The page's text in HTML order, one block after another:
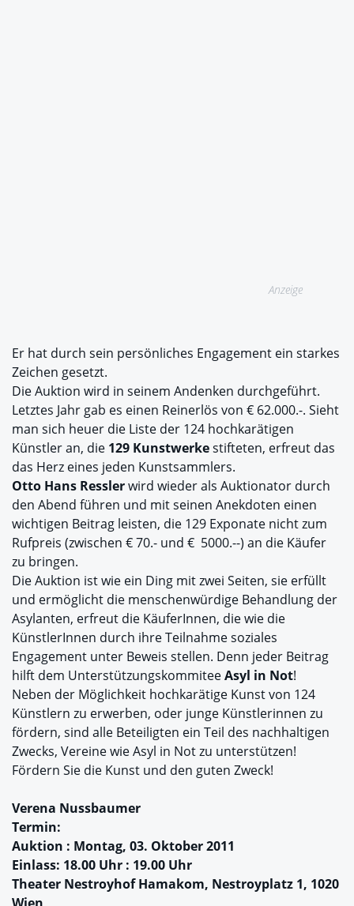
Anzeige
Er hat durch sein persönliches Engagement ein starkes
Zeichen gesetzt.
Die Auktion wird in seinem Andenken durchgeführt.
Letztes Jahr gab es einen Reinerlös von € 62.000.-. Sieht
man sich heuer die Liste der 124 hochkarätigen
Künstler an, die 129 Kunstwerkestifteten, erfreut das
das Herz eines jeden Kunstsammlers.
Otto Hans Resslerwird wieder als Auktionator durch
den Abend führen und mit seinen Anekdoten einen
wichtigen Beitrag leisten, die 129 Exponate nicht zum
Rufpreis (zwischen € 70.- und € 5000.--) an die Käufer
zu bringen.
Die Auktion ist wie ein Ding mit zwei Seiten, sie erfüllt
und ermöglicht die menschenwürdige Behandlung der
Asylanten, erfreut die KäuferInnen, die wie die
KünstlerInnen durch ihre Teilnahme soziales
Engagement unter Beweis stellen. Denn jeder Beitrag
hilft dem UnterstützungskommiteeAsyl in Not!
Neben der Möglichkeit hochkarätige Kunst von 124
Künstlern zu erwerben, oder junge Künstlerinnen zu
fördern, sind alle Beteiligten ein Teil des nachhaltigen
Zwecks, Vereine wie Asyl in Not zu unterstützen!
Fördern Sie die Kunst und den guten Zweck!
Verena Nussbaumer
Termin:
Auktion : Montag, 03. Oktober 2011
Einlass: 18.00 Uhr : 19.00 Uhr
Theater Nestroyhof Hamakom, Nestroyplatz 1, 1020